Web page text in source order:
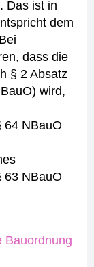
Das ist in
dem
Bei
dass die
§ 2 Absatz
wird,
64 NBauO
63 NBauO
Bauordnung